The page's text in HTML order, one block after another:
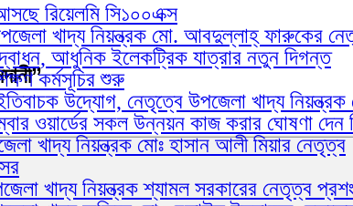
রিয়েলমি সি১০০এক্স
খাদ্য নিয়ন্ত্রক মো. আবদুল্লাহ্ ফারুকের
আধুনিক ইলেকট্রিক যাত্রার নতুন দিগন্ত
কর্মসূচির শুরু
উদ্যোগ, নেতৃত্বে উপজেলা খাদ্য নিয়ন্ত্রক
ওয়ার্ডের সকল উন্নয়ন কাজ করার ঘোষণা
খাদ্য নিয়ন্ত্রক মোঃ হাসান আলী মিয়ার নেতৃত্ব
খাদ্য নিয়ন্ত্রক শ্যামল সরকারের নেতৃত্ব